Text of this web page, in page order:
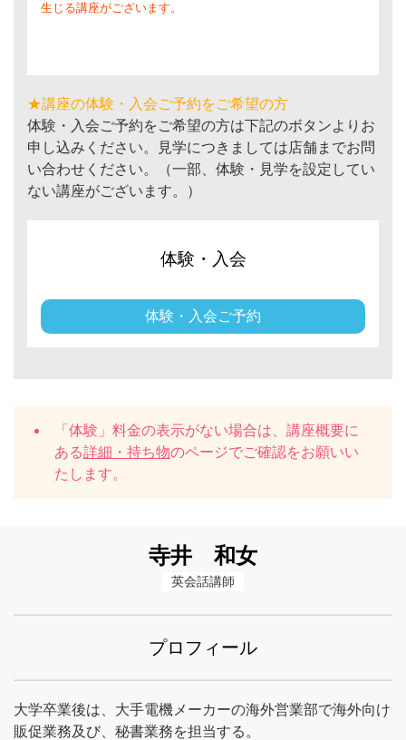
生じる講座がございます。
★講座の体験・入会ご予約をご希望の方
体験・入会ご予約をご希望の方は下記のボタンよりお
申し込みください。見学につきましては店舗までお問
い合わせください。（一部、体験・見学を設定してい
ない講座がございます。）
体験・入会
体験・入会ご予約
「体験」料金の表示がない場合は、講座概要に
ある詳細・持ち物のページでご確認をお願いい
たします。
寺井 和女
英会話講師
プロフィール
大学卒業後は、大手電機メーカーの海外営業部で海外向け
販促業務及び、秘書業務を担当する。